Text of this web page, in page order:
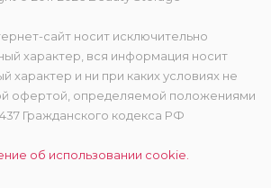
сайт носит исключительно
характер, вся информация носит
характер и ни при каких условиях не
офертой, определяемой положениями
Гражданского кодекса РФ
об использовании cookie.